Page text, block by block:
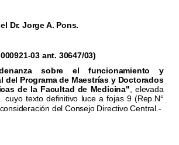
Dr. Jorge A. Pons.
03 ant. 30647/03)
sobre el funcionamiento y
del Programa de Maestrías y Doctorados
de la Facultad de Medicina" , elevada
cuyo texto definitivo luce a fojas 9 (Rep.N°
del Consejo Directivo Central.-